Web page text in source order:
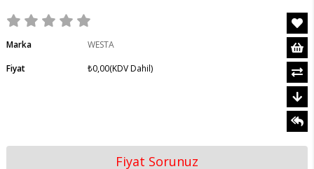
Marka
WESTA
Fiyat
₺0,00(KDV Dahil)
Fiyat Sorunuz